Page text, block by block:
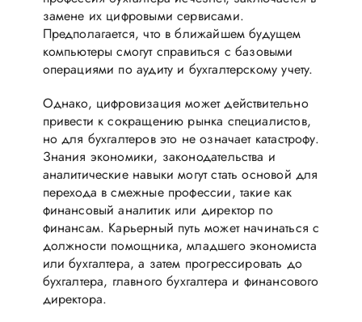
замене их цифровыми сервисами.
Предполагается, что в ближайшем будущем
компьютеры смогут справиться с базовыми
операциями по аудиту и бухгалтерскому учету.
Однако, цифровизация может действительно
привести к сокращению рынка специалистов,
но для бухгалтеров это не означает катастрофу.
Знания экономики, законодательства и
аналитические навыки могут стать основой для
перехода в смежные профессии, такие как
финансовый аналитик или директор по
финансам. Карьерный путь может начинаться с
должности помощника, младшего экономиста
или бухгалтера, а затем прогрессировать до
бухгалтера, главного бухгалтера и финансового
директора.